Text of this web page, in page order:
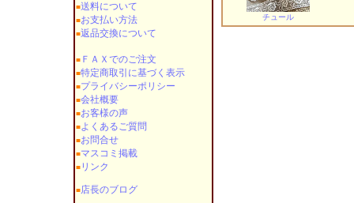
■送料について
■お支払い方法
■返品交換について
■ＦＡＸでのご注文
■特定商取引に基づく表示
■プライバシーポリシー
■会社概要
■お客様の声
■よくあるご質問
■お問合せ
■マスコミ掲載
■リンク
■店長のブログ
チュール